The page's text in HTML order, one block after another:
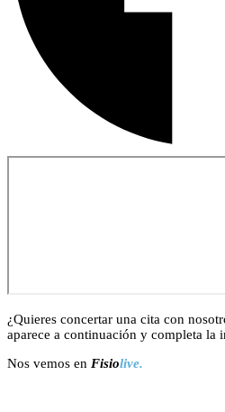
¿Quieres concertar una cita con
aparece a continuación y completa la
Nos vemos en Fisiolive.